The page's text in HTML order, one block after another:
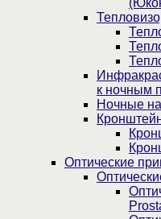
к ночным
Ночные
Оптические